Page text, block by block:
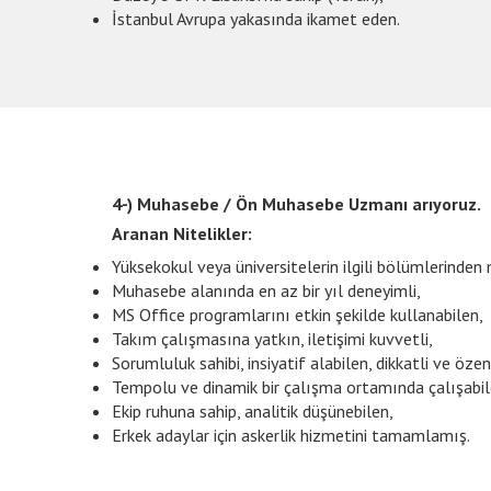
İstanbul Avrupa yakasında ikamet eden.
4-) Muhasebe / Ön Muhasebe Uzmanı arıyoruz.
Aranan Nitelikler:
Yüksekokul veya üniversitelerin ilgili bölümlerinden
Muhasebe alanında en az bir yıl deneyimli,
MS Office programlarını etkin şekilde kullanabilen,
Takım çalışmasına yatkın, iletişimi kuvvetli,
Sorumluluk sahibi, insiyatif alabilen, dikkatli ve
Tempolu ve dinamik bir çalışma ortamında
Ekip ruhuna sahip, analitik düşünebilen,
Erkek adaylar için askerlik hizmetini tamamlamış.